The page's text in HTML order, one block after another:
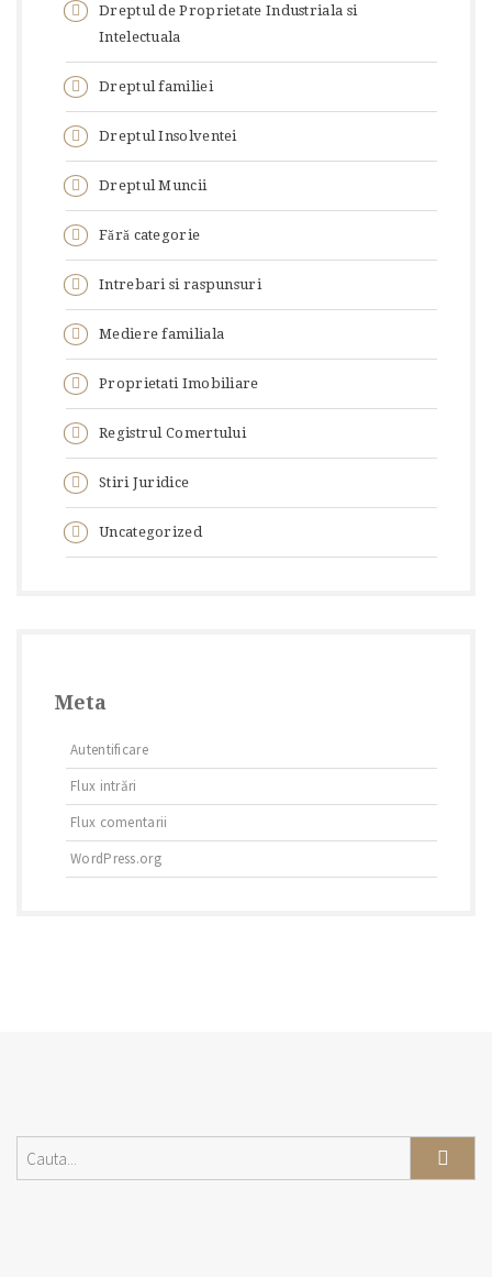
Dreptul de Proprietate Industriala si
Intelectuala
Dreptul familiei
Dreptul Insolventei
Dreptul Muncii
Fără categorie
Intrebari si raspunsuri
Mediere familiala
Proprietati Imobiliare
Registrul Comertului
Stiri Juridice
Uncategorized
Meta
Autentificare
Flux intrări
Flux comentarii
WordPress.org